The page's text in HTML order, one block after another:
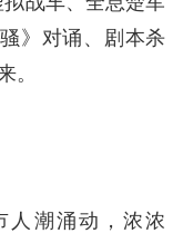
》对诵、剧本杀
人潮涌动，浓浓